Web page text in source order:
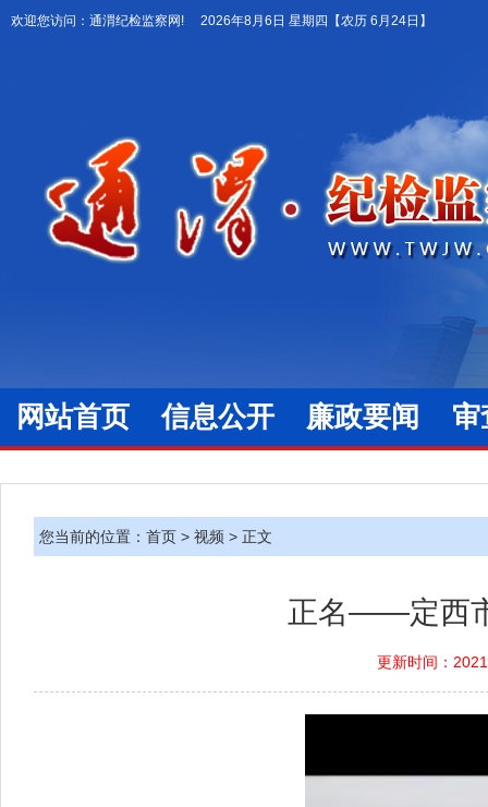
欢迎您访问：通渭纪检监察网! 2026年8月6日 星期四 【农历 6月24日】
网站首页 信息公开 廉政要闻 审
您当前的位置： 首页 > 视频 > 正文
正名——定西
更新时间：